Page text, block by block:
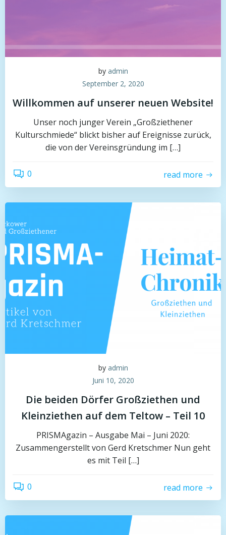
by admin
September 2, 2020
Willkommen auf unserer neuen Website!
Unser noch junger Verein „Großziethener
Kulturschmiede“ blickt bisher auf Ereignisse zurück,
die von der Vereinsgründung im […]
0 read more
by admin
Juni 10, 2020
Die beiden Dörfer Großziethen und
Kleinziethen auf dem Teltow – Teil 10
PRISMAgazin – Ausgabe Mai – Juni 2020:
Zusammengerstellt von Gerd Kretschmer Nun geht
es mit Teil […]
0 read more